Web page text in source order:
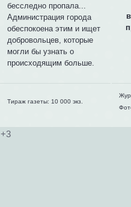
бесследно пропала...
Администрация города
обеспокоена этим и ищет
добровольцев, которые
могли бы узнать о
происходящим больше.
Тираж газеты: 10 000 экз.
+3